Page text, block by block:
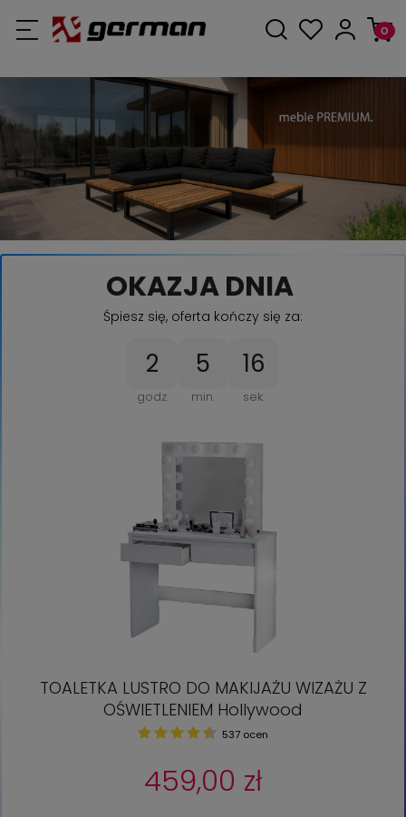
OKAZJA DNIA
Śpiesz się, oferta kończy się za:
2
godz.
5
min.
16
sek.
TOALETKA LUSTRO DO MAKIJAŻU WIZAŻU Z
OŚWIETLENIEM Hollywood
537 ocen
459,00 zł